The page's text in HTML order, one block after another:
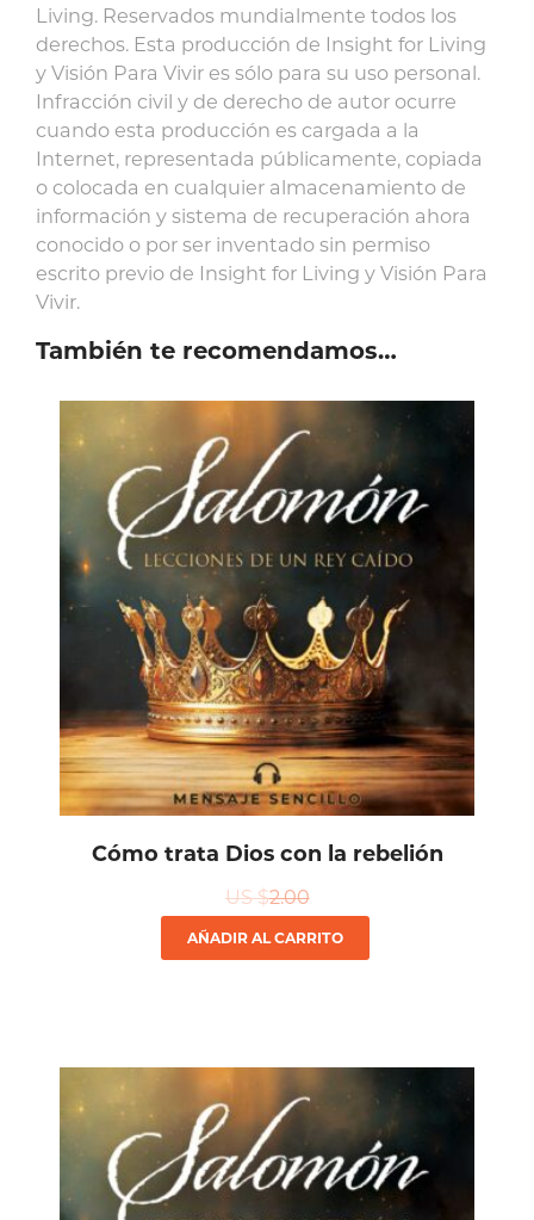
Living. Reservados mundialmente todos los
derechos. Esta producción de Insight for Living
y Visión Para Vivir es sólo para su uso personal.
Infracción civil y de derecho de autor ocurre
cuando esta producción es cargada a la
Internet, representada públicamente, copiada
o colocada en cualquier almacenamiento de
información y sistema de recuperación ahora
conocido o por ser inventado sin permiso
escrito previo de Insight for Living y Visión Para
Vivir.
También te recomendamos…
Cómo trata Dios con la rebelión
US $2.00
AÑADIR AL CARRITO